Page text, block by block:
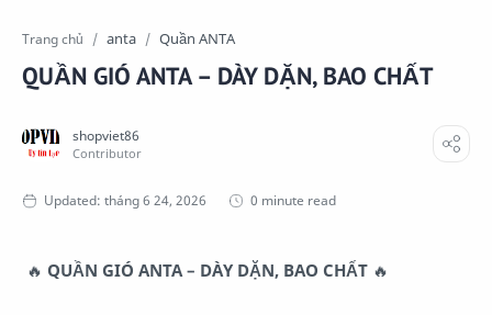
Trang chủ anta Quần ANTA
QUẦN GIÓ ANTA – DÀY DẶN, BAO CHẤT
0 minute read
🔥 QUẦN GIÓ ANTA – DÀY DẶN, BAO CHẤT 🔥